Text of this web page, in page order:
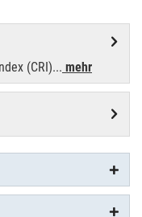
(CRI)... mehr